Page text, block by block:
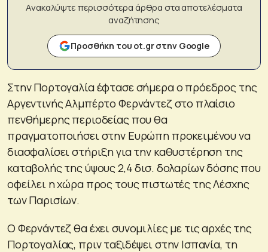
Ανακαλύψτε περισσότερα άρθρα στα αποτελέσματα
αναζήτησης
Προσθήκη του ot.gr στην Google
Στην Πορτογαλία έφτασε σήμερα ο πρόεδρος της
Αργεντινής Αλμπέρτο Φερνάντεζ στο πλαίσιο
πενθήμερης περιοδείας που θα
πραγματοποιήσει στην Ευρώπη προκειμένου να
διασφαλίσει στήριξη για την καθυστέρηση της
καταβολής της ύψους 2,4 δισ. δολαρίων δόσης που
οφείλει η χώρα προς τους πιστωτές της Λέσχης
των Παρισίων.
Ο Φερνάντεζ θα έχει συνομιλίες με τις αρχές της
Πορτογαλίας, πριν ταξιδέψει στην Ισπανία, τη